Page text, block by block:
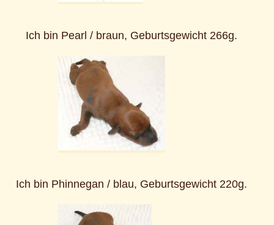
Ich bin Pearl / braun, Geburtsgewicht 266g.
Ich bin Phinnegan / blau, Geburtsgewicht 220g.